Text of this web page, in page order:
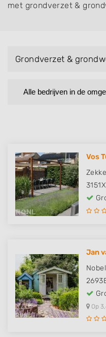
met grondverzet &
Grondverzet &
Alle bedrijven in de
Vos
Jan
Op